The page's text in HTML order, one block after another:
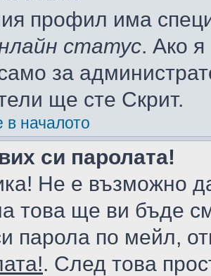
профил има
статус. Ако
за
ще сте Скрит.
в началото
си паролата!
Не е възможно
това ще ви бъде
парола по мейл,
. След това